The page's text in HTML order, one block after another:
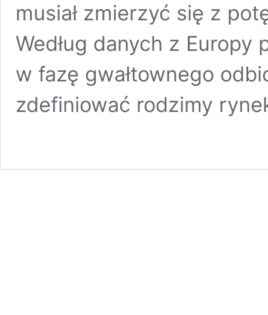
musiał zmierzyć się z
Według danych z
w fazę gwałtownego
zdefiniować rodzimy